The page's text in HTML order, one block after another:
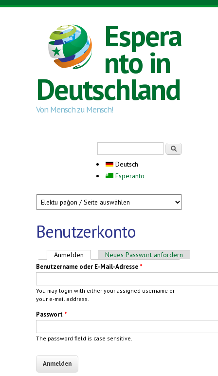
Direkt zum Inhalt
Espera
nto in
Deutschland
Von Mensch zu Mensch!
Deutsch
Esperanto
Benutzerkonto
Haupt-Reiter
Anmelden (aktiver Reiter)
Neues Passwort anfordern
Benutzername oder E-Mail-Adresse *
You may login with either your assigned username or
your e-mail address.
Passwort *
The password field is case sensitive.